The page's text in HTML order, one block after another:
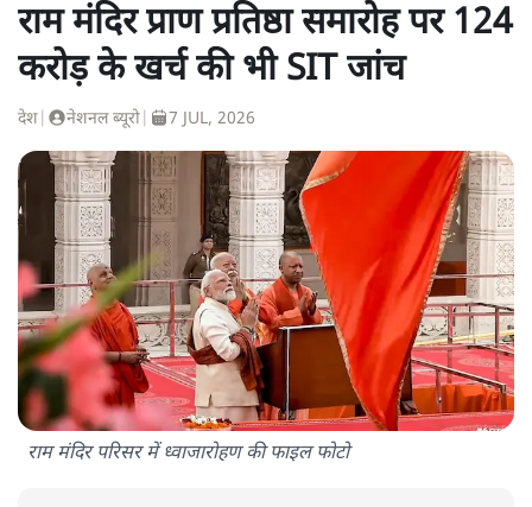
राम मंदिर प्राण प्रतिष्ठा समारोह पर 124
करोड़ के खर्च की भी SIT जांच
देश नेशनल ब्यूरो 7 JUL, 2026
राम मंदिर परिसर में ध्वाजारोहण की फाइल फोटो